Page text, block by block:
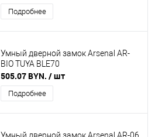
Подробнее
Умный дверной замок Arsenal AR-
BIO TUYA BLE70
505.07 BYN. / шт
Подробнее